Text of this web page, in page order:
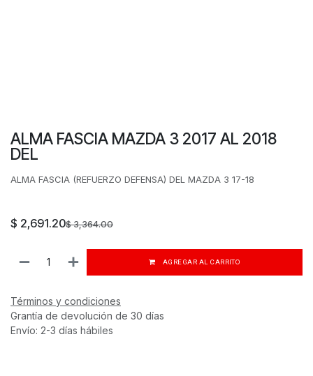
ALMA FASCIA MAZDA 3 2017 AL 2018
DEL
ALMA FASCIA (REFUERZO DEFENSA) DEL MAZDA 3 17-18
$ 2,691.20$3,364.00
AGREGAR AL CARRITO
Términos y condiciones
Grantía de devolución de 30 días
Envío: 2-3 días hábiles